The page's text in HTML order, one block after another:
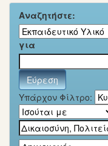
Αναζητήστε:
για
Υπάρχον Φίλτρο: